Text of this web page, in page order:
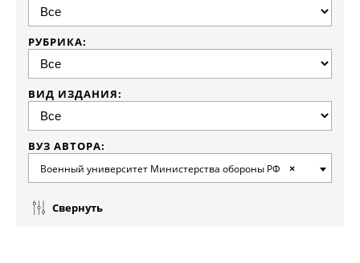
РУБРИКА:
ВИД ИЗДАНИЯ:
ВУЗ АВТОРА:
×
Военный университет Министерства обороны РФ
Свернуть